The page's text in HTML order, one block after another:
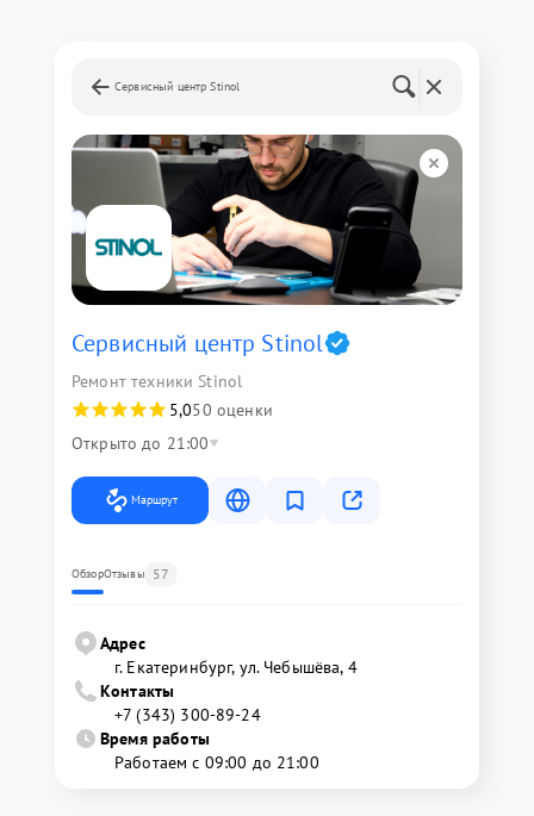
Сервисный центр Stinol
Сервисный центр Stinol
Ремонт техники Stinol
5,050 оценки
Открыто до 21:00
Маршрут
ОбзорОтзывы 57
Адрес
г. Екатеринбург, ул. Чебышёва, 4
Контакты
+7 (343) 300-89-24
Время работы
Работаем с 09:00 до 21:00